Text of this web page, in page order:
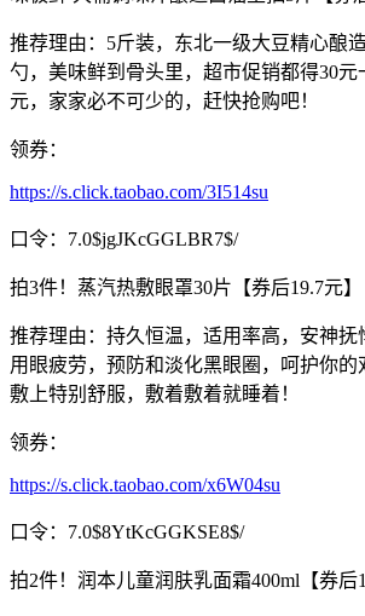
推荐理由：5斤装，东北一级大豆精心酿
勺，美味鲜到骨头里，超市促销都得30元
元，家家必不可少的，赶快抢购吧！
领券：
https://s.click.taobao.com/3I514su
口令：7.0$jgJKcGGLBR7$/
拍3件！蒸汽热敷眼罩30片【券后19.7元】
推荐理由：持久恒温，适用率高，安神抚
用眼疲劳，预防和淡化黑眼圈，呵护你
敷上特别舒服，敷着敷着就睡着！
领券：
https://s.click.taobao.com/x6W04su
口令：7.0$8YtKcGGKSE8$/
拍2件！润本儿童润肤乳面霜400ml【券后